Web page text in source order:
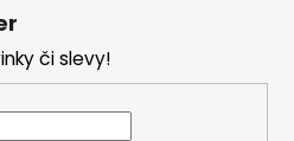
či slevy!